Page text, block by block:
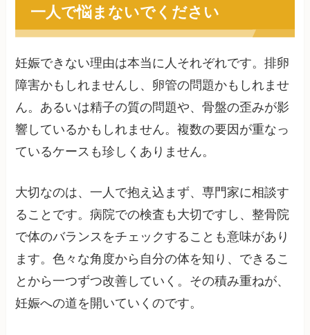
一人で悩まないでください
妊娠できない理由は本当に人それぞれです。排卵
障害かもしれませんし、卵管の問題かもしれませ
ん。あるいは精子の質の問題や、骨盤の歪みが影
響しているかもしれません。複数の要因が重なっ
ているケースも珍しくありません。
大切なのは、一人で抱え込まず、専門家に相談す
ることです。病院での検査も大切ですし、整骨院
で体のバランスをチェックすることも意味があり
ます。色々な角度から自分の体を知り、できるこ
とから一つずつ改善していく。その積み重ねが、
妊娠への道を開いていくのです。